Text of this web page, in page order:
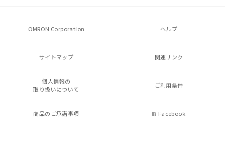
OMRON Corporation ヘルプ
サイトマップ 関連リンク
個人情報の
取り扱いについて
ご利用条件
商品のご承諾事項 Facebook